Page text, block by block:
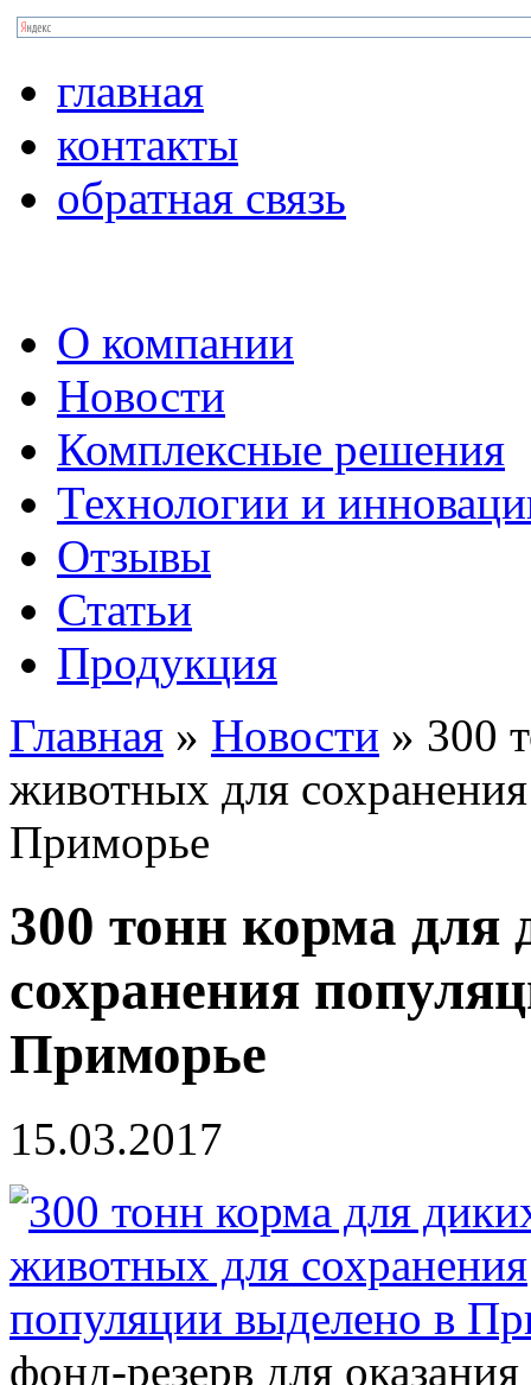
главная
контакты
обратная связь
О компании
Новости
Комплексные решения
Технологии и
Отзывы
Статьи
Продукция
Главная » Новости » 300
животных для
Приморье
300 тонн корма
сохранения
Приморье
15.03.2017
фонд-резерв для